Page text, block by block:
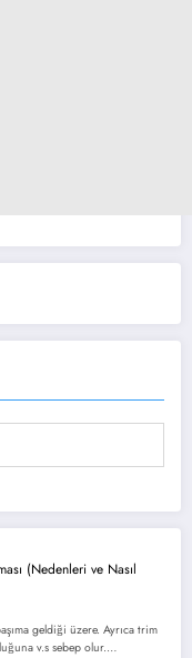
(Nedenleri ve Nasıl
geldiği üzere. Ayrıca trim
v.s sebep olur.…